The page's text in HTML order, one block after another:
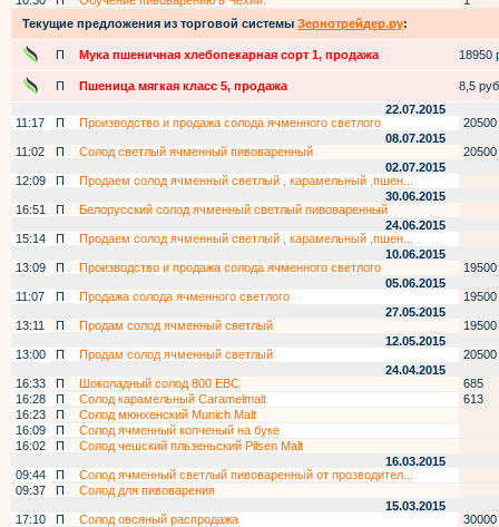
Текущие предложения из торговой системы Зернотрейдер.ру:
П Мука пшеничная хлебопекарная сорт 1, продажа 18950
П Пшеница мягкая класс 5, продажа
8,5
22.07.2015
11:17
П Производство и продажа солода ячменного светлого
20500
08.07.2015
11:02
П Солод светлый ячменный пивоваренный
20500
02.07.2015
12:09
П
Продаем солод ячменный светлый , карамельный ,пшен...
30.06.2015
16:51
П
Белорусский солод ячменный светлый пивоваренный
24.06.2015
15:14
П
Продаем солод ячменный светлый , карамельный ,пшен...
10.06.2015
13:09
П Производство и продажа солода ячменного светлого
19500
05.06.2015
11:07
П Продажа солода ячменного светлого
19500
27.05.2015
13:11
П Продам солод ячменный светлый
19500
12.05.2015
13:00
П Продам солод ячменный светлый
20500
24.04.2015
16:33
П Шоколадный солод 800 EBC
685
16:28
П Солод карамельный Caramelmalt
613
16:23
П
Солод мюнхенский Munich Malt
16:09
П
Солод ячменный копченый на буке
16:02
П
Солод чешский пльзеньский Pilsen Malt
16.03.2015
09:44
П
Солод ячменный светлый пивоваренный от прозводител...
09:37
П
Солод для пивоварения
15.03.2015
17:10
П Солод овсяный распродажа
30000